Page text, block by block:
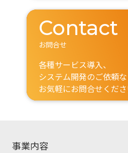
Contact
お問合せ
各種サービス導入、
システム開発のご依頼
お気軽にお問合せくださ
事業内容